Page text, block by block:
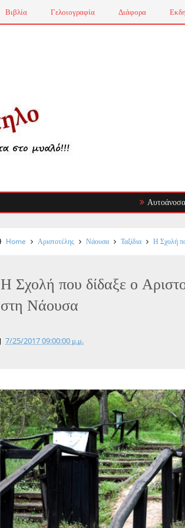
Βιβλία Γελοιογραφία Διάφορα
Αυτοάνοσα
Home Αριστοτέλης Νάουσα Ταξίδια Η Σχολή
Η Σχολή που δίδαξε ο
στη Νάουσα
7/25/2017 09:00:00 μ.μ.